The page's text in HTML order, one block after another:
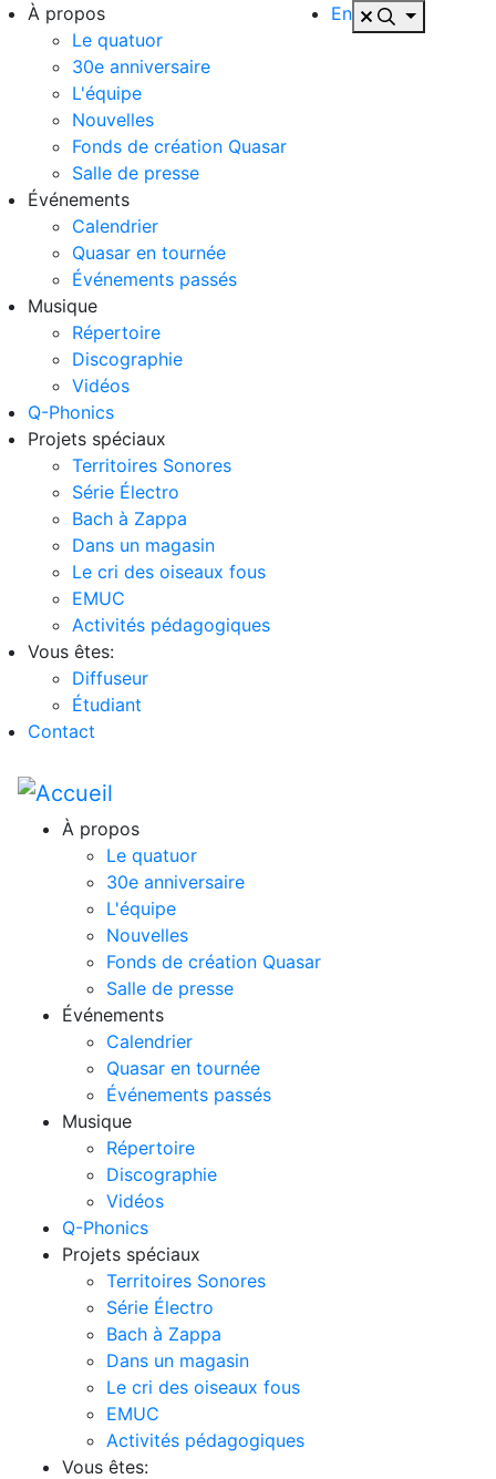
À propos
Le quatuor
30e anniversaire
L'équipe
Nouvelles
Fonds de création Quasar
Salle de presse
Événements
Calendrier
Quasar en tournée
Événements passés
Musique
Répertoire
Discographie
Vidéos
Q-Phonics
Projets spéciaux
Territoires Sonores
Série Électro
Bach à Zappa
Dans un magasin
Le cri des oiseaux fous
EMUC
Activités pédagogiques
Vous êtes:
Diffuseur
Étudiant
Contact
En
À propos
Le quatuor
30e anniversaire
L'équipe
Nouvelles
Fonds de création Quasar
Salle de presse
Événements
Calendrier
Quasar en tournée
Événements passés
Musique
Répertoire
Discographie
Vidéos
Q-Phonics
Projets spéciaux
Territoires Sonores
Série Électro
Bach à Zappa
Dans un magasin
Le cri des oiseaux fous
EMUC
Activités pédagogiques
Vous êtes: